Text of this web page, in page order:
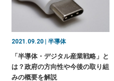
2021.09.20 | 半導体
「半導体・デジタル産業戦略」と
は？政府の方向性や今後の取り組
みの概要を解説